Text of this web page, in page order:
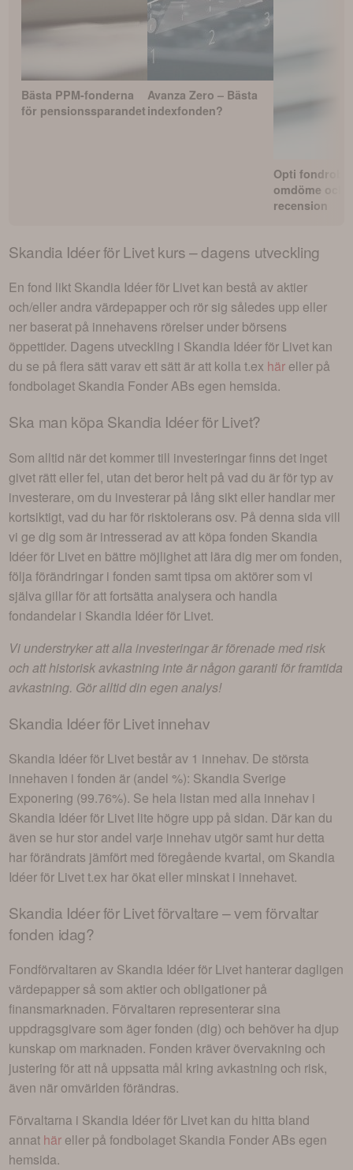
Bästa PPM-fonderna
för pensionssparandet
Avanza Zero – Bästa
indexfonden?
Opti
omdöme och
recension
Skandia Idéer för Livetkurs – dagens utveckling
En fond likt Skandia Idéer för Livet kan bestå av aktier
och/eller andra värdepapper och rör sig således upp eller
ner baserat på innehavens rörelser under börsens
öppettider. Dagens utveckling i Skandia Idéer för Livet kan
du se på flera sätt varav ett sätt är att kolla t.ex här eller på
fondbolaget Skandia Fonder ABs egen hemsida.
Ska man köpa Skandia Idéer för Livet?
Som alltid när det kommer till investeringar finns det inget
givet rätt eller fel, utan det beror helt på vad du är för typ av
investerare, om du investerar på lång sikt eller handlar mer
kortsiktigt, vad du har för risktolerans osv. På denna sida vill
vi ge dig som är intresserad av att köpa fonden Skandia
Idéer för Livet en bättre möjlighet att lära dig mer om fonden,
följa förändringar i fonden samt tipsa om aktörer som vi
själva gillar för att fortsätta analysera och handla
fondandelar i Skandia Idéer för Livet.
Vi understryker att alla investeringar är förenade med risk
och att historisk avkastning inte är någon garanti för framtida
avkastning. Gör alltid din egen analys!
Skandia Idéer för Livetinnehav
Skandia Idéer för Livet består av 1 innehav. De största
innehaven i fonden är (andel %): Skandia Sverige
Exponering (99.76%). Se hela listan med alla innehav i
Skandia Idéer för Livet lite högre upp på sidan. Där kan du
även se hur stor andel varje innehav utgör samt hur detta
har förändrats jämfört med föregående kvartal, om Skandia
Idéer för Livett.ex har ökat eller minskat i innehavet.
Skandia Idéer för Livetförvaltare – vem förvaltar
fonden idag?
Fondförvaltaren av Skandia Idéer för Livet hanterar dagligen
värdepapper så som aktier och obligationer på
finansmarknaden. Förvaltaren representerar sina
uppdragsgivare som äger fonden (dig) och behöver ha djup
kunskap om marknaden. Fonden kräver övervakning och
justering för att nå uppsatta mål kring avkastning och risk,
även när omvärlden förändras.
Förvaltarna i Skandia Idéer för Livet kan du hitta bland
annat här eller på fondbolaget Skandia Fonder ABs egen
hemsida.